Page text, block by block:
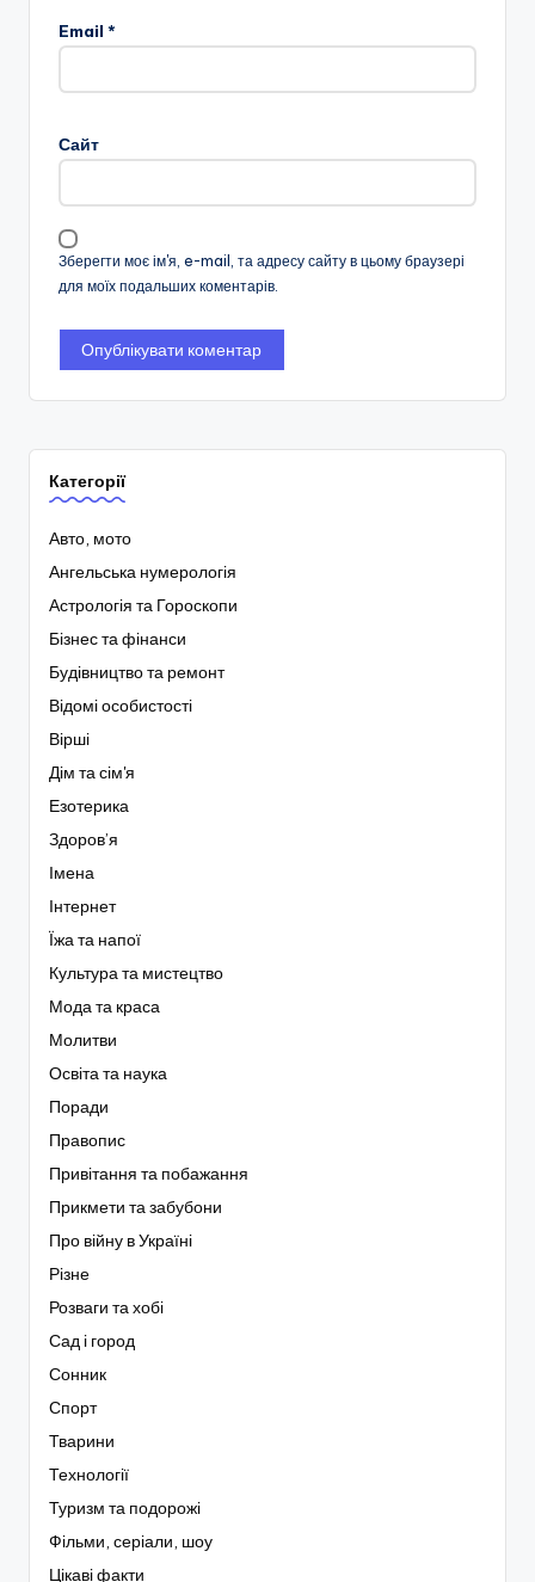
Email *
Сайт
Зберегти моє ім'я, e-mail, та адресу сайту в цьому браузері
для моїх подальших коментарів.
Категорії
Авто, мото
Ангельська нумерологія
Астрологія та Гороскопи
Бізнес та фінанси
Будівництво та ремонт
Відомі особистості
Вірші
Дім та сім'я
Езотерика
Здоров’я
Імена
Інтернет
Їжа та напої
Культура та мистецтво
Мода та краса
Молитви
Освіта та наука
Поради
Правопис
Привітання та побажання
Прикмети та забубони
Про війну в Україні
Різне
Розваги та хобі
Сад і город
Сонник
Спорт
Тварини
Технології
Туризм та подорожі
Фільми, серіали, шоу
Цікаві факти